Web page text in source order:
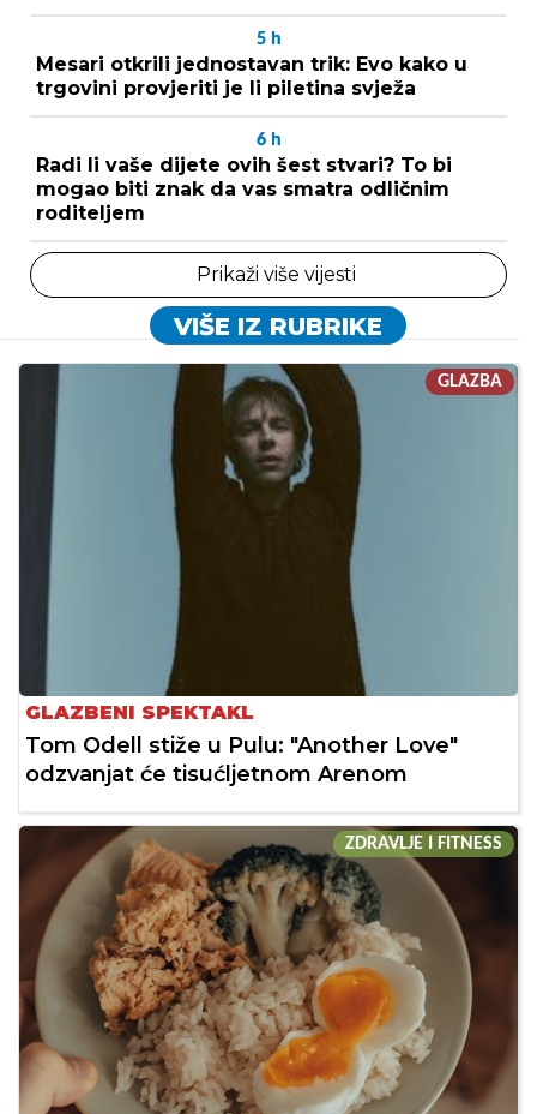
5 h
Mesari otkrili jednostavan trik: Evo kako u
trgovini provjeriti je li piletina svježa
6 h
Radi li vaše dijete ovih šest stvari? To bi
mogao biti znak da vas smatra odličnim
roditeljem
Prikaži više vijesti
VIŠE IZ RUBRIKE
GLAZBA
GLAZBENI SPEKTAKL
Tom Odell stiže u Pulu: "Another Love"
odzvanjat će tisućljetnom Arenom
ZDRAVLJE I FITNESS